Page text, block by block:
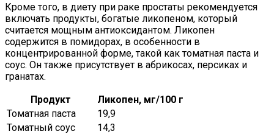
Кроме того, в диету при раке простаты рекомендуется
включать продукты, богатые ликопеном, который
считается мощным антиоксидантом. Ликопен
содержится в помидорах, в особенности в
концентрированной форме, такой как томатная паста и
соус. Он также присутствует в абрикосах, персиках и
гранатах.
Продукт
Ликопен, мг/100 г
Томатная паста
19,9
Томатный соус
14,3